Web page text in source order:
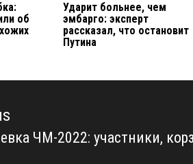
об
Ударит больнее, чем
эмбарго: эксперт
рассказал, что остановит
Путина
ЧМ-2022: участники,